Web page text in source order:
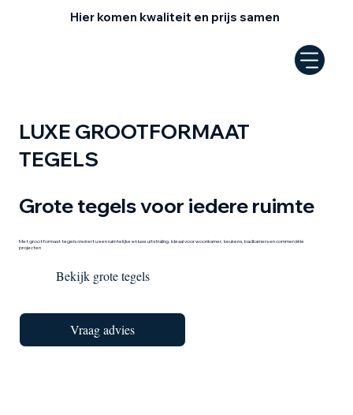
Hier komen kwaliteit en prijs samen
LUXE GROOTFORMAAT
TEGELS
Grote tegels voor iedere ruimte
Met grootformaat tegels creëert u een ruimtelijke en luxe uitstraling. Ideaal voor woonkamer, keukens, badkamers en commerciële
projecten
Bekijk grote tegels
Vraag advies